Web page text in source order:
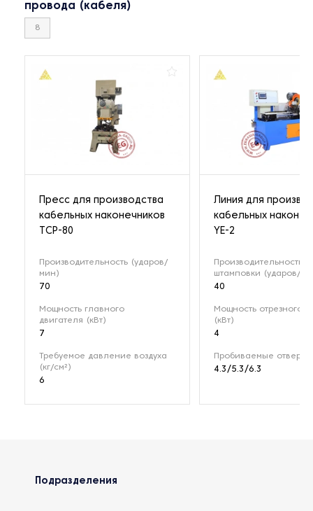
провода (кабеля)
8
Пресс для производства
кабельных наконечников
TCP-80
Производительность (ударов/
мин)
70
Мощность главного
двигателя (кВт)
7
Требуемое давление воздуха
(кг/см²)
6
Линия для
кабельных
YE-2
Производительность
штамповки (ударов/
40
Мощность отрезного
(кВт)
4
Пробиваемые
4.3/5.3/6.3
Подразделения